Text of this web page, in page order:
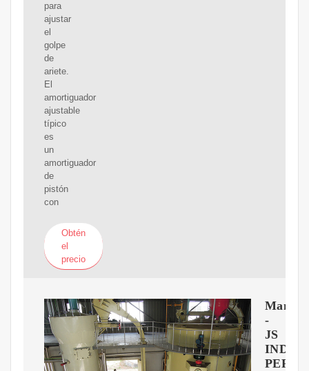
para
ajustar
el
golpe
de
ariete.
El
amortiguador
ajustable
típico
es
un
amortiguador
de
pistón
con
Obtén
el
precio
-
JS
PERÚ